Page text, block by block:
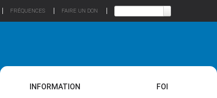
FRÉQUENCES FAIRE UN DON
INFORMATION FOI